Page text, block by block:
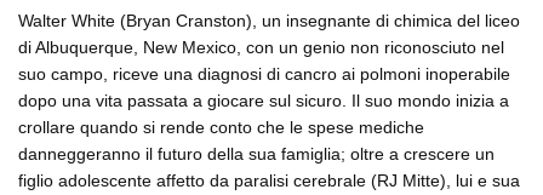
Walter White (Bryan Cranston), un insegnante di chimica del liceo
di Albuquerque, New Mexico, con un genio non riconosciuto nel
suo campo, riceve una diagnosi di cancro ai polmoni inoperabile
dopo una vita passata a giocare sul sicuro. Il suo mondo inizia a
crollare quando si rende conto che le spese mediche
danneggeranno il futuro della sua famiglia; oltre a crescere un
figlio adolescente affetto da paralisi cerebrale (RJ Mitte), lui e sua